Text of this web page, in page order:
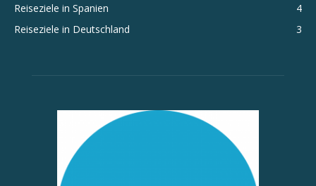
Reiseziele in Spanien
4
Reiseziele in Deutschland
3